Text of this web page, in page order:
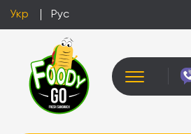
Укр Рус